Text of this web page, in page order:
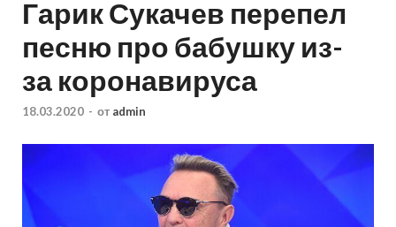
Гарик Сукачев перепел
песню про бабушку из-
за коронавируса
18.03.2020 - от admin